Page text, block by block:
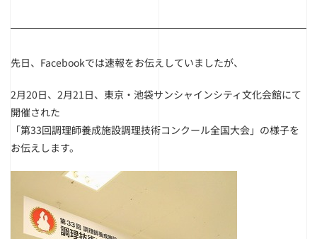
先日、Facebookでは速報をお伝えしていましたが、
2月20日、2月21日、東京・池袋サンシャインシティ文化会館にて
開催された
「第33回調理師養成施設調理技術コンクール全国大会」の様子を
お伝えします。